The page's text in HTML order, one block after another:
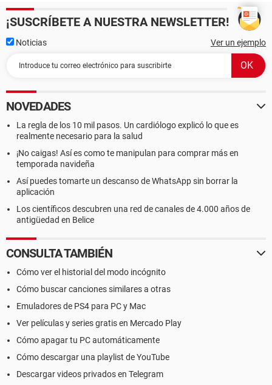
¡SUSCRÍBETE A NUESTRA NEWSLETTER!
Noticias Ver un ejemplo
NOVEDADES
La regla de los 10 mil pasos. Un cardiólogo explicó lo que es
realmente necesario para la salud
¡No caigas! Así es como te manipulan para comprar más en
temporada navideña
Así puedes tomarte un descanso de WhatsApp sin borrar la
aplicación
Los científicos descubren una red de canales de 4.000 años de
antigüedad en Belice
CONSULTA TAMBIÉN
Cómo ver el historial del modo incógnito
Cómo buscar canciones similares a otras
Emuladores de PS4 para PC y Mac
Ver películas y series gratis en Mercado Play
Cómo apagar tu PC automáticamente
Cómo descargar una playlist de YouTube
Descargar videos privados en Telegram